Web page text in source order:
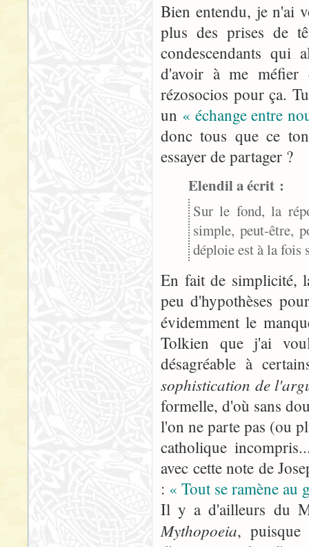
Bien entendu, je n'ai
plus des prises de
condescendants qui
d'avoir à me méfier
rézosocios pour ça.
un « échange entre
donc tous que ce
essayer de partager ?
Elendil a écrit :
Sur le fond, la
simple, peut-être,
déploie est à la fois
En fait de simplicité,
peu d'hypothèses
évidemment le
Tolkien que j'ai
désagréable à
sophistication de
formelle, d'où sans
l'on ne parte pas (ou
catholique
avec cette note de
: « Tout se ramène
Il y a d'ailleurs du
Mythopoeia, puisque